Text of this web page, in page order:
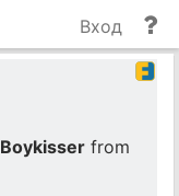
и
Вход
Boykisser from